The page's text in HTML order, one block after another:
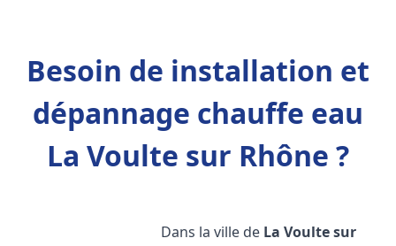
Besoin de installation et
dépannage chauffe eau
La Voulte sur Rhône ?
Dans la ville de La Voulte sur